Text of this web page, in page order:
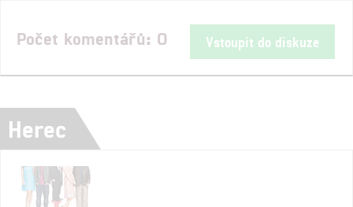
Počet komentářů: 0 Vstoupit do diskuze
Herec